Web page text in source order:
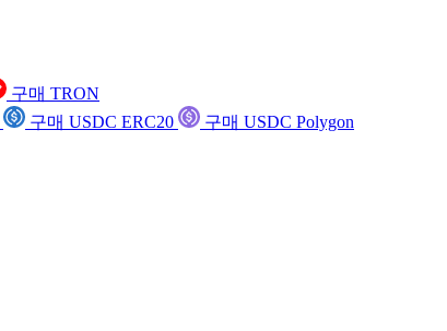
구매 TRON
구매 USDC ERC20
구매 USDC Polygon